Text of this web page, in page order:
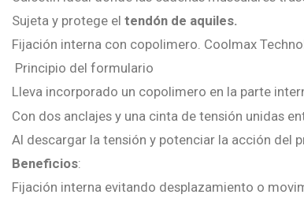
Sujeta y protege el tendón de aquiles.
Fijación interna con copolimero. Coolmax
Principio del formulario
Lleva incorporado un copolimero en la parte
Con dos anclajes y una cinta de tensión unidas
Al descargar la tensión y potenciar la acción del
Beneficios:
Fijación interna evitando desplazamiento o